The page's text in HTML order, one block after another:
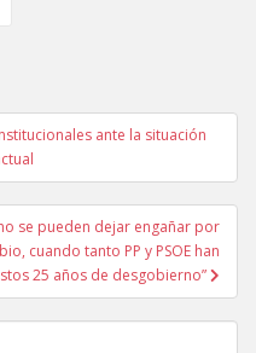
ante la situación
se pueden dejar engañar por
cuando tanto PP y PSOE han
25 años de desgobierno”